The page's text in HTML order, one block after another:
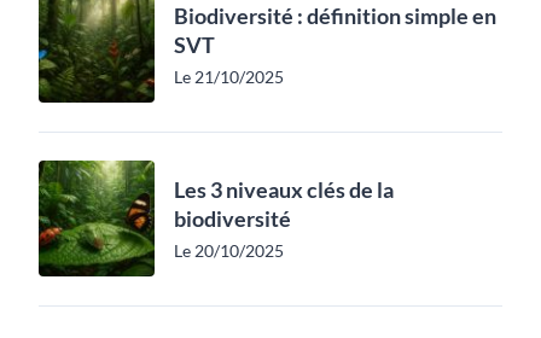
Biodiversité : définition simple en
SVT
Le 21/10/2025
Les 3 niveaux clés de la
biodiversité
Le 20/10/2025